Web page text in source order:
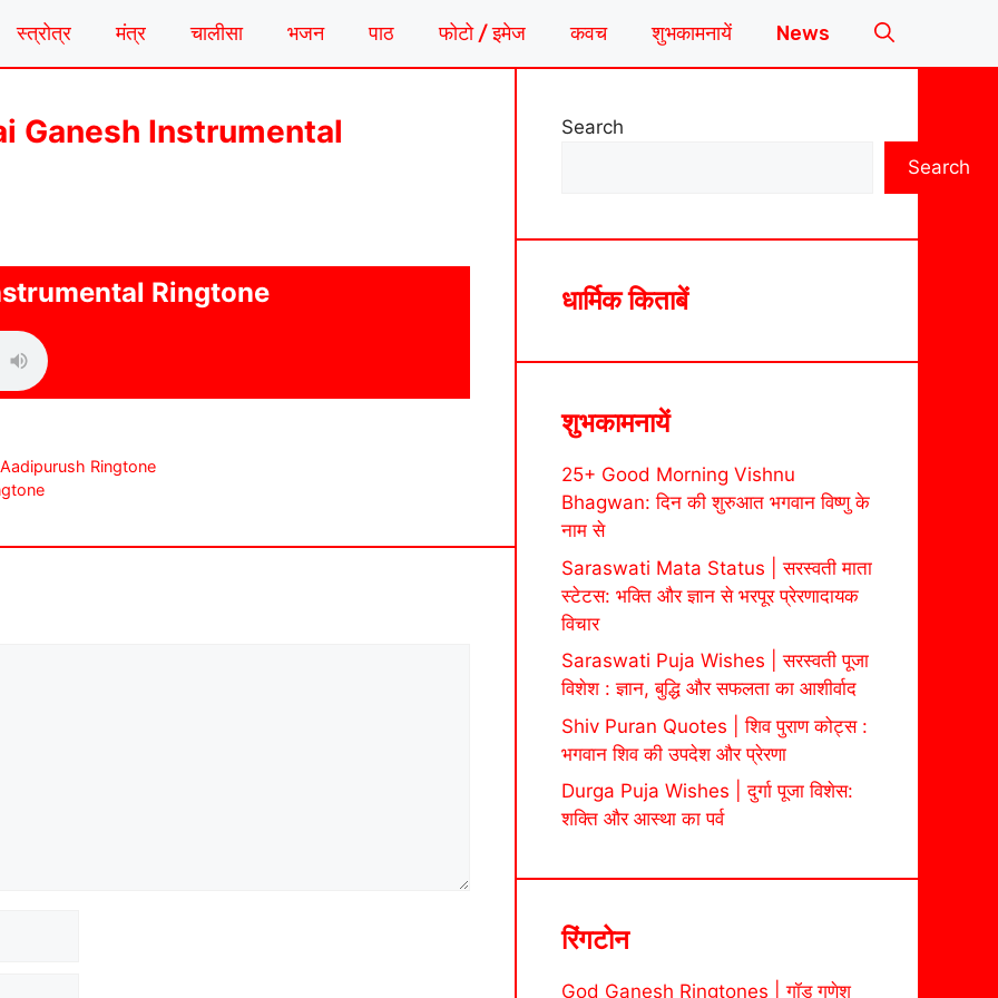
स्त्रोत्र मंत्र चालीसा भजन पाठ फोटो / इमेज कवच शुभकामनायें News
Ganesh Instrumental
Ringtone
Ringtone
Search
Search
धार्मिक किताबें
शुभकामनायें
25+ Good Morning Vishnu
Bhagwan: दिन की शुरुआत भगवान विष्णु के
नाम से
Saraswati Mata Status | सरस्वती माता
स्टेटस: भक्ति और ज्ञान से भरपूर प्रेरणादायक
विचार
Saraswati Puja Wishes | सरस्वती पूजा
विशेश : ज्ञान, बुद्धि और सफलता का आशीर्वाद
Shiv Puran Quotes | शिव पुराण कोट्स :
भगवान शिव की उपदेश और प्रेरणा
Durga Puja Wishes | दुर्गा पूजा विशेस:
शक्ति और आस्था का पर्व
रिंगटोन
God Ganesh Ringtones | गॉड गणेश